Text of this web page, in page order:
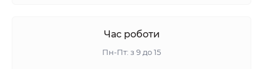
Час роботи
Пн-Пт: з 9 до 15